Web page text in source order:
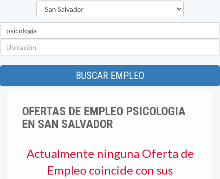
BUSCAR EMPLEO
OFERTAS DE EMPLEO PSICOLOGIA
EN SAN SALVADOR
Actualmente ninguna Oferta de
Empleo coincide con sus